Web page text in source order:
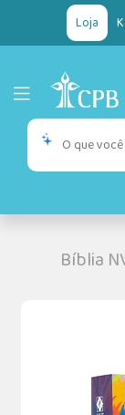
Loja
Bíblia